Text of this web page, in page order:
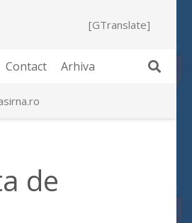
[GTranslate]
Contact Arhiva
de